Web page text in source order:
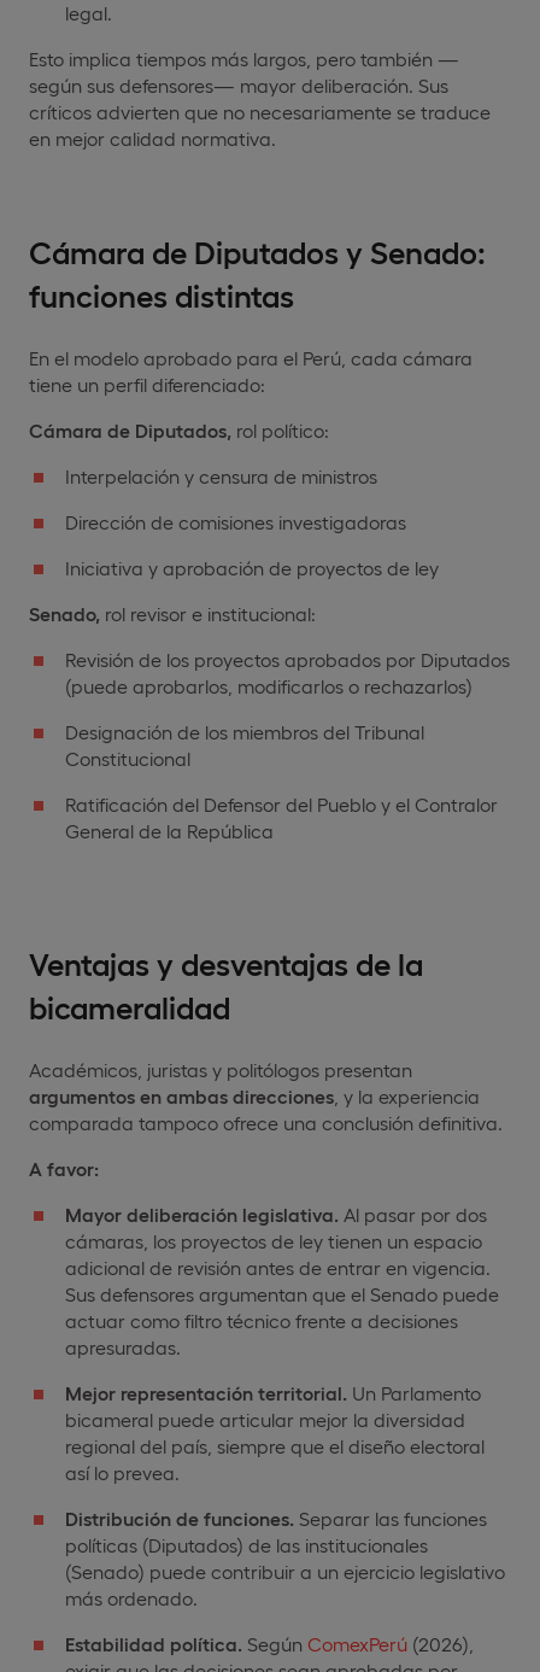
legal.
Esto implica tiempos más largos, pero también —
según sus defensores— mayor deliberación. Sus
críticos advierten que no necesariamente se traduce
en mejor calidad normativa.
Cámara de Diputados y Senado:
funciones distintas
En el modelo aprobado para el Perú, cada cámara
tiene un perfil diferenciado:
Cámara de Diputados, rol político:
Interpelación y censura de ministros
Dirección de comisiones investigadoras
Iniciativa y aprobación de proyectos de ley
Senado, rol revisor e institucional:
Revisión de los proyectos aprobados por Diputados
(puede aprobarlos, modificarlos o rechazarlos)
Designación de los miembros del Tribunal
Constitucional
Ratificación del Defensor del Pueblo y el Contralor
General de la República
Ventajas y desventajas de la
bicameralidad
Académicos, juristas y politólogos presentan
argumentos en ambas direcciones , y la experiencia
comparada tampoco ofrece una conclusión definitiva.
A favor:
Mayor deliberación legislativa. Al pasar por dos
cámaras, los proyectos de ley tienen un espacio
adicional de revisión antes de entrar en vigencia.
Sus defensores argumentan que el Senado puede
actuar como filtro técnico frente a decisiones
apresuradas.
Mejor representación territorial. Un Parlamento
bicameral puede articular mejor la diversidad
regional del país, siempre que el diseño electoral
así lo prevea.
Distribución de funciones. Separar las funciones
políticas (Diputados) de las institucionales
(Senado) puede contribuir a un ejercicio legislativo
más ordenado.
Estabilidad política. Según ComexPerú (2026),